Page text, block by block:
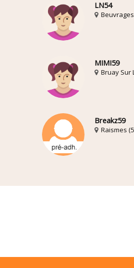
LN54
MIMI59
Bruay Sur
Breakz59
Raismes